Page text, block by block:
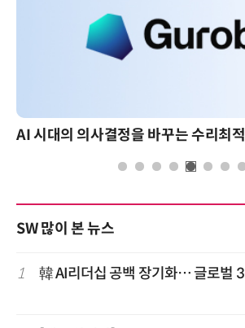
SW 많이 본 뉴스
1 韓 AI리더십 공백 장기화… 글로벌